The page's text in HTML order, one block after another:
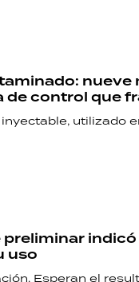
nueve
de control que
utilizado
uso
Esperan el